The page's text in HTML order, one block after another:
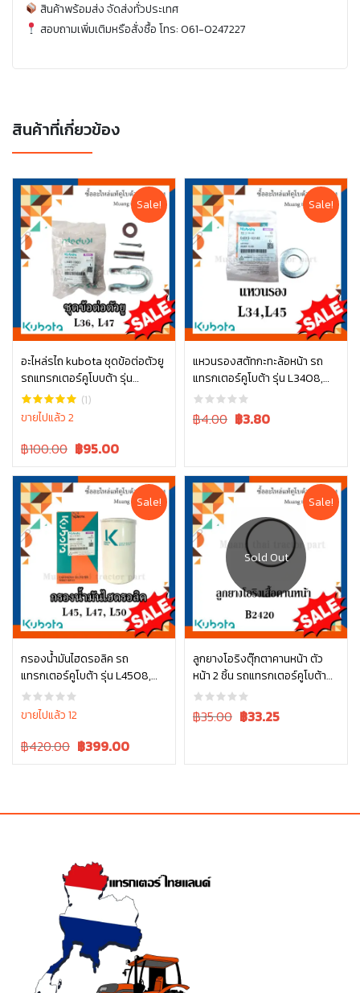
สินค้าพร้อมส่ง จัดส่งทั่วประเทศ
สอบถามเพิ่มเติมหรือสั่งซื้อ โทร: 061-0247227
สินค้าที่เกี่ยวข้อง
Sale!
อะไหล่รไถ kubota ชุดข้อต่อตัวยู
รถแทรกเตอร์คูโบบต้า รุ่น
L3608, L4708, L3445-10001
(1)
ขายไปแล้ว 2
Original
was:
฿100.00.
฿100.00 Current
is:
฿100.00.
฿95.00
หยิบใส่ตะกร้า
Sale!
แหวนรองสตัทกะทะล้อหน้า รถ
แทรกเตอร์คูโบต้า รุ่น L3408,
L4508 04013-60140
Original
฿4.00 Current
฿3.80
หยิบใส่ตะกร้า
Sale!
กรองน้ำมันไฮดรอลิค รถ
แทรกเตอร์คูโบต้า รุ่น L4508,
L4708, L5018 , W9501-45101
ขายไปแล้ว 12
Original
฿420.00 Current
฿399.00
หยิบใส่ตะกร้า
Sale!
ลูกยางโอริงตุ๊กตาคานหน้า ตัว
หน้า 2 ชิ้น รถแทรกเตอร์คูโบต้า
รุ่น L3608, L4018, L4708,
L5018 tc402-13680 = 2
Original
฿35.00 Current
฿33.25
อ่านเพิ่ม